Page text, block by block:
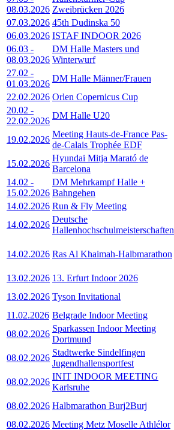
08.03.2026 Zweibrücken 2026
07.03.2026 45th Dudinska 50
06.03.2026 ISTAF INDOOR 2026
06.03 -
08.03.2026
DM Halle Masters und
Winterwurf
27.02 -
01.03.2026
DM Halle Männer/Frauen
22.02.2026 Orlen Copernicus Cup
20.02 -
22.02.2026
DM Halle U20
19.02.2026
Meeting Hauts-de-France Pas-
de-Calais Trophée EDF
15.02.2026
Hyundai Mitja Marató de
Barcelona
14.02 -
15.02.2026
DM Mehrkampf Halle +
Bahngehen
14.02.2026 Run & Fly Meeting
14.02.2026
Deutsche
Hallenhochschulmeisterschaften
14.02.2026 Ras Al Khaimah-Halbmarathon
13.02.2026 13. Erfurt Indoor 2026
13.02.2026 Tyson Invitational
11.02.2026 Belgrade Indoor Meeting
08.02.2026
Sparkassen Indoor Meeting
Dortmund
08.02.2026
Stadtwerke Sindelfingen
Jugendhallensportfest
08.02.2026
INIT INDOOR MEETING
Karlsruhe
08.02.2026 Halbmarathon Burj2Burj
08.02.2026 Meeting Metz Moselle Athlélor